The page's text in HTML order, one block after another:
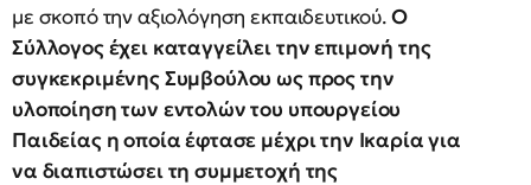
με σκοπό την αξιολόγηση εκπαιδευτικού.Ο
Σύλλογος έχει καταγγείλει την επιμονή της
συγκεκριμένης Συμβούλου ως προς την
υλοποίηση των εντολών του υπουργείου
Παιδείας η οποία έφτασε μέχρι την Ικαρία για
να διαπιστώσει τη συμμετοχή της